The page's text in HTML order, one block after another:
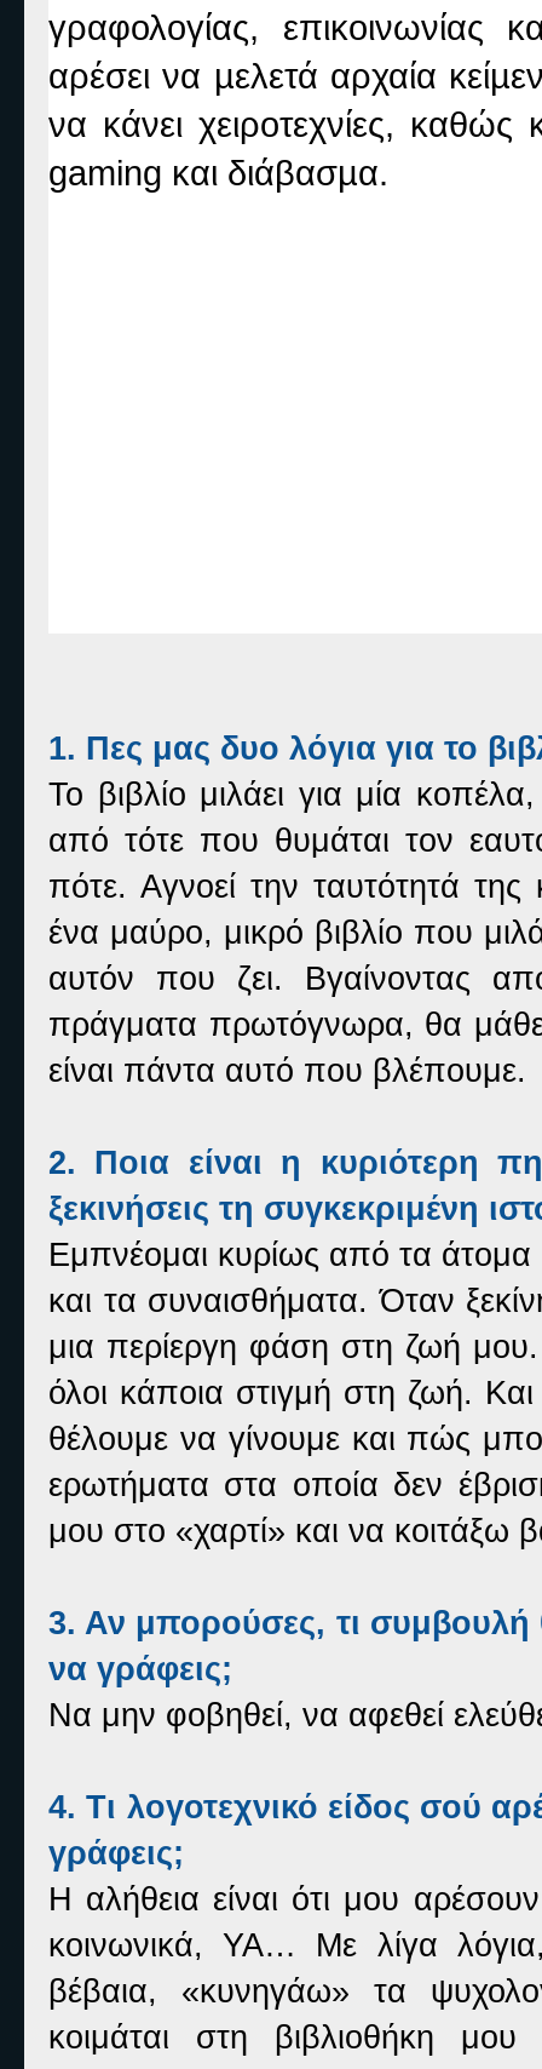
γραφολογίας, επικοινωνίας
αρέσει να µελετά αρχαία
να κάνει χειροτεχνίες, καθώς
gaming και διάβασµα.
1. Πες μας δυο λόγια για το
Το βιβλίο μιλάει για μία
από τότε που θυμάται τον
πότε. Αγνοεί την ταυτότητά της
ένα μαύρο, μικρό βιβλίο που
αυτόν που ζει. Βγαίνοντας
πράγματα πρωτόγνωρα, θα μάθει
είναι πάντα αυτό που βλέπουμε.
2. Ποια είναι η κυριότερη
ξεκινήσεις τη συγκεκριμένη
Εμπνέομαι κυρίως από τα
και τα συναισθήματα. Όταν
μια περίεργη φάση στη ζωή
όλοι κάποια στιγμή στη ζωή. Και
θέλουμε να γίνουμε και πώς
ερωτήματα στα οποία δεν
μου στο «χαρτί» και να κοιτάξω
3. Αν μπορούσες, τι συμβουλή
να γράφεις;
Να μην φοβηθεί, να αφεθεί
4. Τι λογοτεχνικό είδος σού
γράφεις;
Η αλήθεια είναι ότι μου
κοινωνικά,YA… Με λίγα
βέβαια, «κυνηγάω» τα
κοιμάται στη βιβλιοθήκη